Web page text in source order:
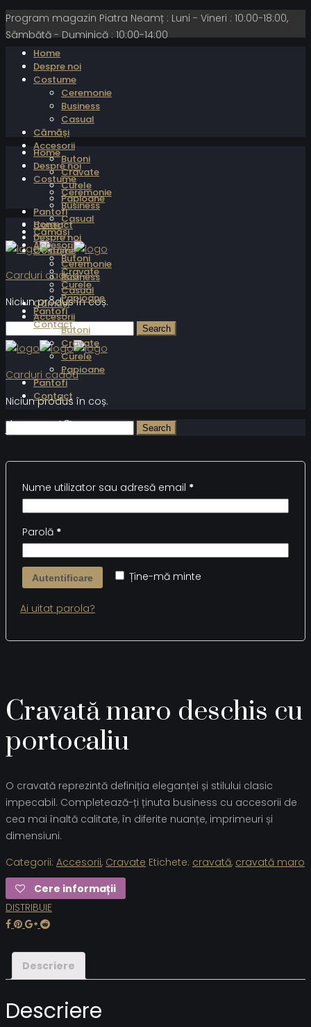
Program magazin Piatra Neamț : Luni - Vineri : 10:00-18:00,
Sâmbătă - Duminică : 10:00-14:00
Home
Despre noi
Costume
Ceremonie
Business
Casual
Cămăși
Accesorii
Butoni
Cravate
Curele
Papioane
Pantofi
Contact
Carduri cadou
Niciun produs în coș.
Home
Despre noi
Costume
Ceremonie
Business
Casual
Cămăși
Accesorii
Butoni
Cravate
Curele
Papioane
Pantofi
Contact
Carduri cadou
Niciun produs în coș.
Home
Despre noi
Costume
Ceremonie
Business
Casual
Cămăși
Accesorii
Butoni
Cravate
Curele
Papioane
Pantofi
Contact
Autentificare
Nume utilizator sau adresă email *
Parolă *
Ține-mă minte
Autentificare
Ai uitat parola?
Cravată maro deschis cu
portocaliu
O cravată reprezintă definiția eleganței și stilului clasic
impecabil. Completează-ți ținuta business cu accesorii de
cea mai înaltă calitate, în diferite nuanțe, imprimeuri și
dimensiuni.
Categorii: Accesorii, Cravate Etichete: cravată, cravată maro
Cere informații
DISTRIBUIE
Descriere
Descriere